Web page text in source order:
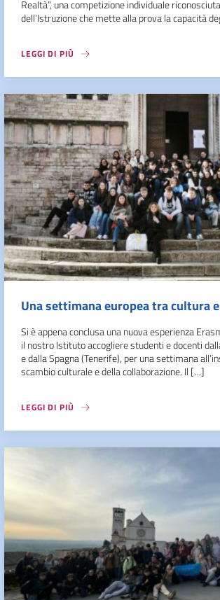
Realtà”, una competizione individuale
dell’Istruzione che mette alla prova la capacità
LEGGI DI PIÙ
Una settimana europea tra cultura
Si è appena conclusa una nuova esperienza
il nostro Istituto accogliere studenti e docenti
e dalla Spagna (Tenerife), per una settimana
scambio culturale e della collaborazione. Il […]
LEGGI DI PIÙ